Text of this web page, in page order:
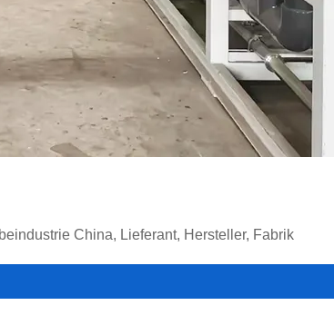
China, Lieferant, Hersteller, Fabrik